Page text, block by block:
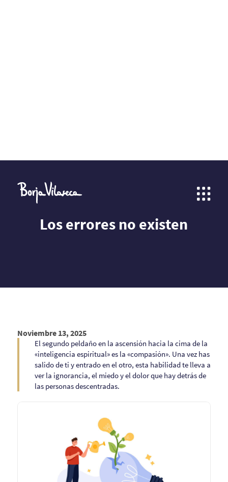
Los errores no existen
Noviembre 13, 2025
El segundo peldaño en la ascensión hacia la cima de la
«inteligencia espiritual» es la «compasión». Una vez has
salido de ti y entrado en el otro, esta habilidad te lleva a
ver la ignorancia, el miedo y el dolor que hay detrás de
las personas descentradas.